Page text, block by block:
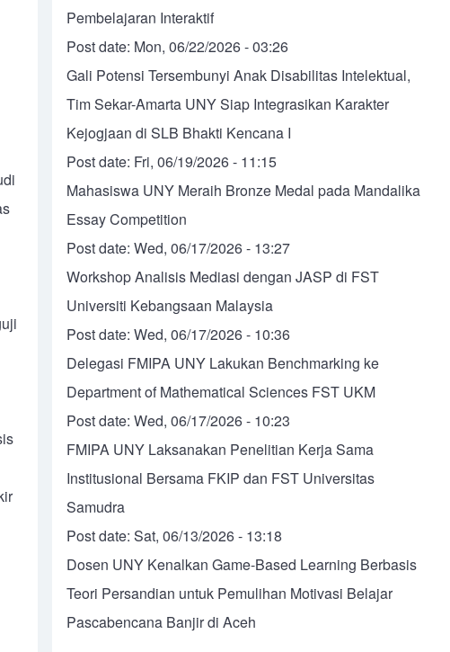
Pembelajaran Interaktif
Post date: Mon, 06/22/2026 - 03:26
Gali Potensi Tersembunyi Anak Disabilitas Intelektual,
Tim Sekar-Amarta UNY Siap Integrasikan Karakter
Kejogjaan di SLB Bhakti Kencana I
Post date: Fri, 06/19/2026 - 11:15
Mahasiswa UNY Meraih Bronze Medal pada Mandalika
Essay Competition
Post date:Wed, 06/17/2026 - 13:27
Workshop Analisis Mediasi dengan JASP di FST
Universiti Kebangsaan Malaysia
Post date:Wed, 06/17/2026 - 10:36
Delegasi FMIPA UNY Lakukan Benchmarking ke
Department of Mathematical Sciences FST UKM
Post date:Wed, 06/17/2026 - 10:23
FMIPA UNY Laksanakan Penelitian Kerja Sama
Institusional Bersama FKIP dan FST Universitas
Samudra
Post date:Sat, 06/13/2026 - 13:18
Dosen UNY Kenalkan Game-Based Learning Berbasis
Teori Persandian untuk Pemulihan Motivasi Belajar
Pascabencana Banjir di Aceh